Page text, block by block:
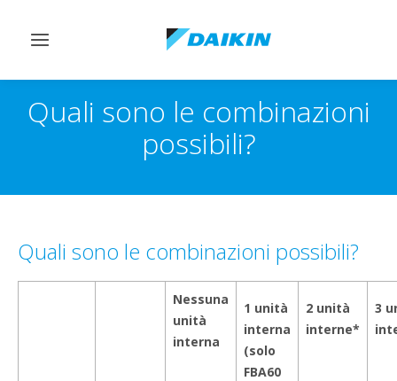
Attiva/disattiva
Quali sono le combinazioni
possibili?
Quali sono le combinazioni possibili?
Nessuna
unità
interna
1 unità
interna
(solo
FBA60
2 unità
interne*
3